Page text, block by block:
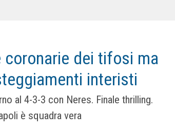
coronarie dei tifosi ma
interisti
al 4-3-3 con Neres. Finale thrilling.
è squadra vera